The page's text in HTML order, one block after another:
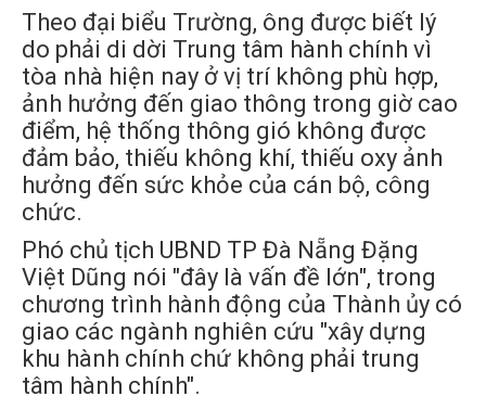
Theo đại biểu Trường, ông được biết lý
do phải di dời Trung tâm hành chính vì
tòa nhà hiện nay ở vị trí không phù hợp,
ảnh hưởng đến giao thông trong giờ cao
điểm, hệ thống thông gió không được
đảm bảo, thiếu không khí, thiếu oxy ảnh
hưởng đến sức khỏe của cán bộ, công
chức.
Phó chủ tịch UBND TP Đà Nẵng Đặng
Việt Dũng nói "đây là vấn đề lớn", trong
chương trình hành động của Thành ủy có
giao các ngành nghiên cứu "xây dựng
khu hành chính chứ không phải trung
tâm hành chính".